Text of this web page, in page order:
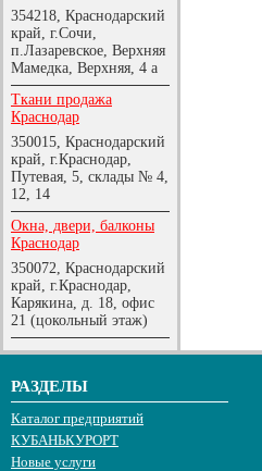
354218, Краснодарский
край, г.Сочи,
п.Лазаревское, Верхняя
Мамедка, Верхняя, 4 а
Ткани продажа
Краснодар
350015, Краснодарский
край, г.Краснодар,
Путевая, 5, склады № 4,
12, 14
Окна, двери, балконы
Краснодар
350072, Краснодарский
край, г.Краснодар,
Карякина, д. 18, офис
21 (цокольный этаж)
РАЗДЕЛЫ
Каталог предприятий
КУБАНЬКУРОРТ
Новые услуги